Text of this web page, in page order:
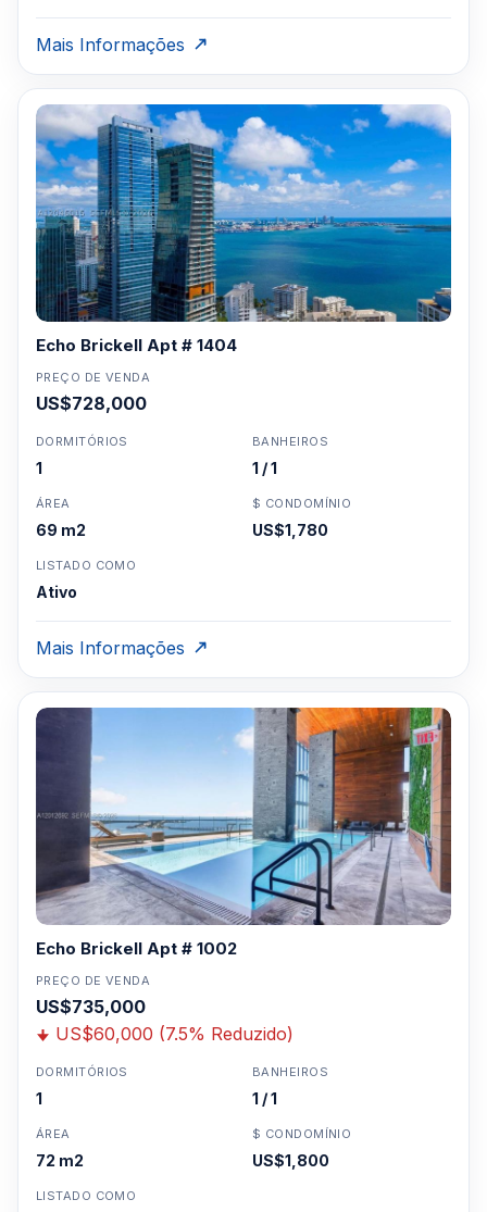
Mais Informações
Echo Brickell Apt # 1404
PREÇO DE VENDA
US$728,000
DORMITÓRIOS
1
BANHEIROS
1 / 1
ÁREA
69 m2
$ CONDOMÍNIO
US$1,780
LISTADO COMO
Ativo
Mais Informações
Echo Brickell Apt # 1002
PREÇO DE VENDA
US$735,000
US$60,000 (7.5% Reduzido)
DORMITÓRIOS
1
BANHEIROS
1 / 1
ÁREA
72 m2
$ CONDOMÍNIO
US$1,800
LISTADO COMO